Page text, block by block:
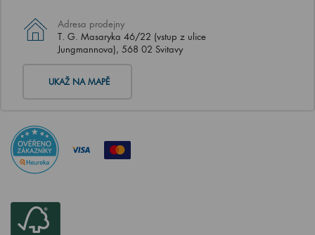
Adresa prodejny
T. G. Masaryka 46/22 (vstup z ulice
Jungmannova), 568 02 Svitavy
UKAŽ NA MAPĚ